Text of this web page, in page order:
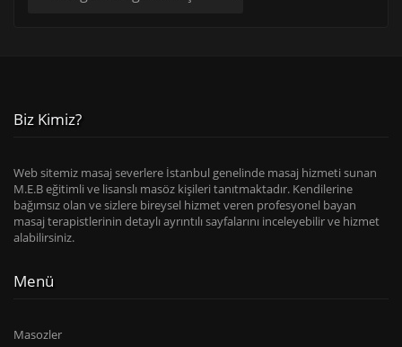
Biz Kimiz?
Web sitemiz masaj severlere İstanbul genelinde masaj hizmeti sunan
M.E.B eğitimli ve lisanslı masöz kişileri tanıtmaktadır. Kendilerine
bağımsız olan ve sizlere bireysel hizmet veren profesyonel bayan
masaj terapistlerinin detaylı ayrıntılı sayfalarını inceleyebilir ve hizmet
alabilirsiniz.
Menü
Masozler